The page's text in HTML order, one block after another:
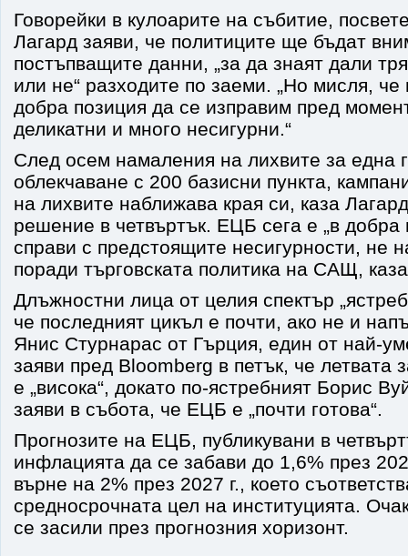
Говорейки в кулоарите на събитие,
Лагард заяви, че политиците ще бъдат
постъпващите данни, „за да знаят дали
или не“ разходите по заеми. „Но мисля,
добра позиция да се изправим пред
деликатни и много несигурни.“
След осем намаления на лихвите за една
облекчаване с 200 базисни пункта,
на лихвите наближава края си, каза
решение в четвъртък. ЕЦБ сега е „в добра
справи с предстоящите несигурности, не
поради търговската политика на САЩ,
Длъжностни лица от целия спектър
че последният цикъл е почти, ако не и
Янис Стурнарас от Гърция, един от най-
заяви пред Bloomberg в петък, че летвата
е „висока“, докато по-ястребният Борис
заяви в събота, че ЕЦБ е „почти готова“.
Прогнозите на ЕЦБ, публикувани в
инфлацията да се забави до 1,6% през
върне на 2% през 2027 г., което
средносрочната цел на институцията.
се засили през прогнозния хоризонт.